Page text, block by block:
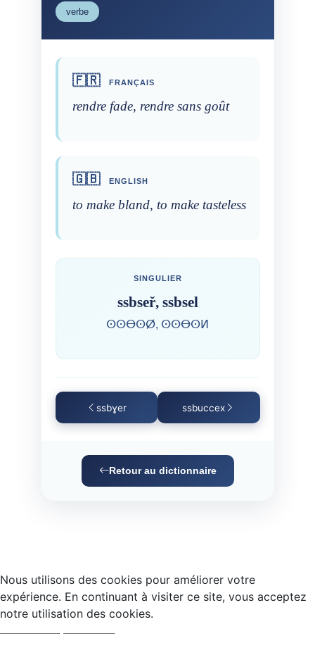
verbe
🇫🇷 FRANÇAIS
rendre fade, rendre sans goût
🇬🇧 ENGLISH
to make bland, to make tasteless
SINGULIER
ssbseř, ssbsel
ⵙⵙⴱⵙⵁ, ⵙⵙⴱⵙⵍ
ssbɣer ssbuccex
Retour au dictionnaire
Nous utilisons des cookies pour améliorer votre
expérience. En continuant à visiter ce site, vous acceptez
notre utilisation des cookies.